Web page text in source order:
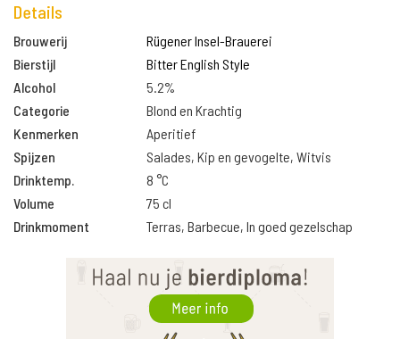
Details
Brouwerij
Rügener Insel-Brauerei
Bierstijl
Bitter English Style
Alcohol
5.2%
Categorie
Blond en Krachtig
Kenmerken
Aperitief
Spijzen
Salades, Kip en gevogelte, Witvis
Drinktemp.
8 °C
Volume
75 cl
Drinkmoment
Terras, Barbecue, In goed gezelschap